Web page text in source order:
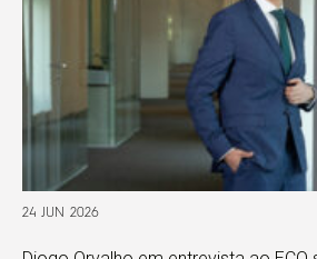
24 JUN 2026